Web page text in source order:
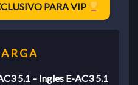
PARA VIP
5.1 – Ingles E-AC3 5.1